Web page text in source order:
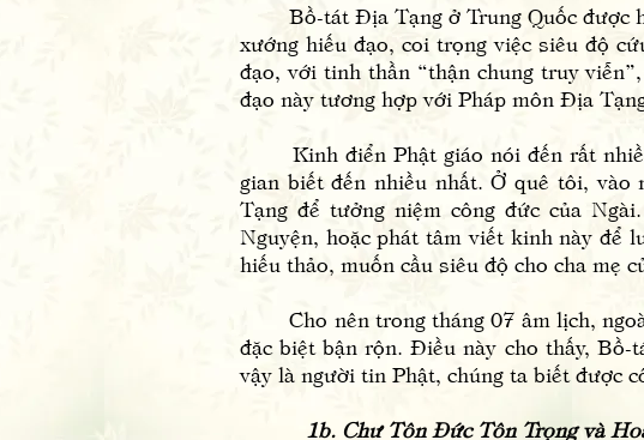
Bồ-tát Địa Tạng ở Trung Quốc được
xướng hiếu đạo, coi trọng việc siêu độ
đạo, với tinh thần “thận chung truy
đạo này tương hợp với Pháp môn Địa
Kinh điển Phật giáo nói đến rất
gian biết đến nhiều nhất. Ở quê tôi,
Tạng để tưởng niệm công đức của
Nguyện, hoặc phát tâm viết kinh này để
hiếu thảo, muốn cầu siêu độ cho cha mẹ
Cho nên trong tháng 07 âm lịch, ngoài
đặc biệt bận rộn. Điều này cho thấy, Bồ-
vậy là người tin Phật, chúng ta biết được
1b. Chư Tôn Đức Tôn Trọng và